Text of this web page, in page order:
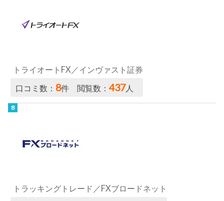
トライオートFX／インヴァスト証券
口コミ数： 8件 閲覧数：437人
トラッキングトレード／FXブロードネット